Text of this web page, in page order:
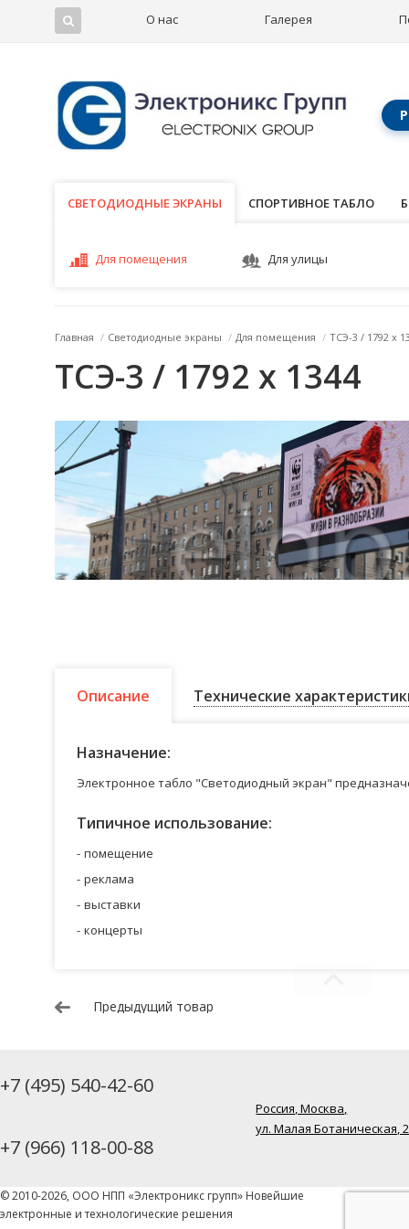
О нас Галерея
СВЕТОДИОДНЫЕ ЭКРАНЫ
СВЕТОДИОДНЫЕ ЭКРАНЫ СПОРТИВНОЕ ТАБЛО
Для помещения Для улицы
Главная / Светодиодные экраны / Для помещения / ТСЭ-3 / 1792 x
ТСЭ-3 / 1792 x 1344
Описание Технические
Назначение:
Электронное табло "Светодиодный экран"
Типичное использование:
помещение
реклама
выставки
концерты
Предыдущий товар
+7 (495) 540-42-60
+7 (966) 118-00-88
Россия, Москва,
ул. Малая Ботаническая,
© 2010-2026, ООО НПП «Электроникс групп» Новейшие
электронные и технологические решения